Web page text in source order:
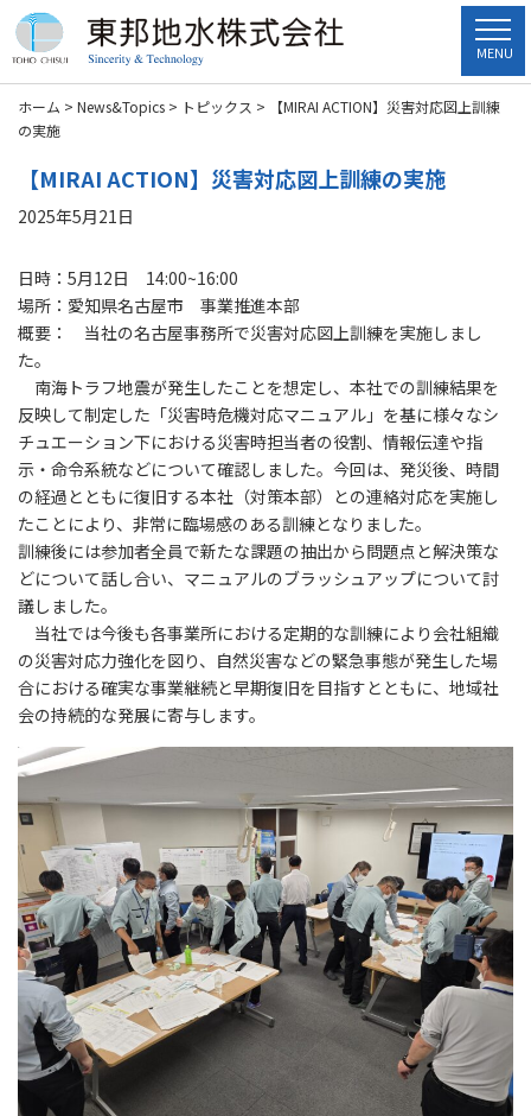
MENU
ホーム > News&Topics > トピックス >
【MIRAI ACTION】災害対応図上訓練
の実施
【MIRAI ACTION】災害対応図上訓練の実施
2025年5月21日
日時：5月12日 14:00~16:00
場所：愛知県名古屋市 事業推進本部
概要： 当社の名古屋事務所で災害対応図上訓練を実施しまし
た。
南海トラフ地震が発生したことを想定し、本社での訓練結果を
反映して制定した「災害時危機対応マニュアル」を基に様々なシ
チュエーション下における災害時担当者の役割、情報伝達や指
示・命令系統などについて確認しました。今回は、発災後、時間
の経過とともに復旧する本社（対策本部）との連絡対応を実施し
たことにより、非常に臨場感のある訓練となりました。
訓練後には参加者全員で新たな課題の抽出から問題点と解決策な
どについて話し合い、マニュアルのブラッシュアップについて討
議しました。
当社では今後も各事業所における定期的な訓練により会社組織
の災害対応力強化を図り、自然災害などの緊急事態が発生した場
合における確実な事業継続と早期復旧を目指すとともに、地域社
会の持続的な発展に寄与します。